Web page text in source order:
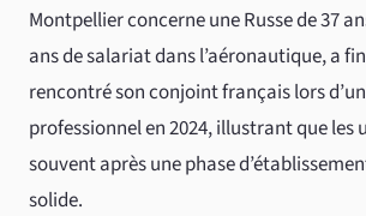
Montpellier concerne une Russe de 37
ans de salariat dans l’aéronautique, a
rencontré son conjoint français lors
professionnel en 2024, illustrant que les
souvent après une phase
solide.